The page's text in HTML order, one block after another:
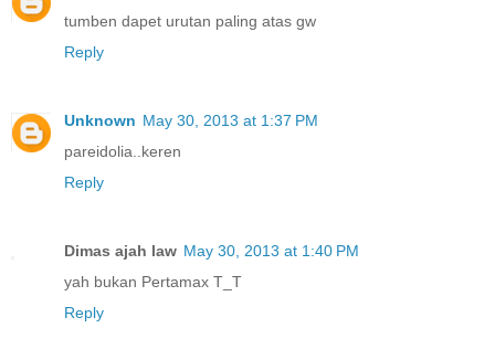
tumben dapet urutan paling atas gw
Reply
Unknown May 30, 2013 at 1:37 PM
pareidolia..keren
Reply
Dimas ajah law May 30, 2013 at 1:40 PM
yah bukan Pertamax T_T
Reply